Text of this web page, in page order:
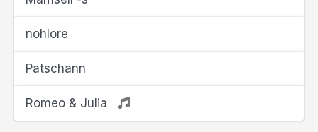
nohlore
Patschann
Romeo & Julia